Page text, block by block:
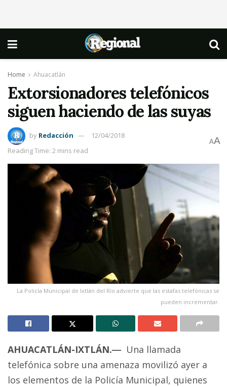
Home Ahuacatlán
Extorsionadores telefónicos
siguen haciendo de las suyas
by Redacción
12/04/2018
Reading Time: 2 mins read
AA
La Policía Municipal de Ixtlán del Río advierte que las estafas telefónicas se
pueden incrementar.
AHUACATLÁN-IXTLÁN.― Una llamada
telefónica sobre una amenaza movilizó ayer a
los elementos de la Policía Municipal, quienes